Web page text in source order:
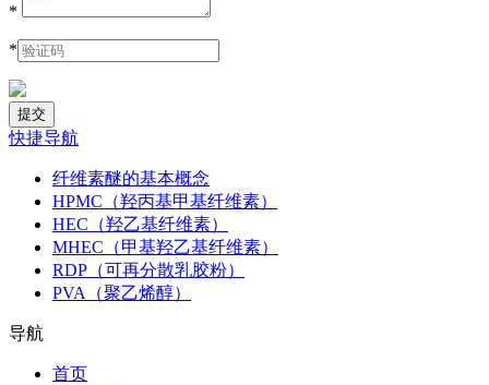
*
*
快捷导航
纤维素醚的基本概念
HPMC（羟丙基甲基纤维素）
HEC（羟乙基纤维素）
MHEC（甲基羟乙基纤维素）
RDP（可再分散乳胶粉）
PVA（聚乙烯醇）
导航
首页